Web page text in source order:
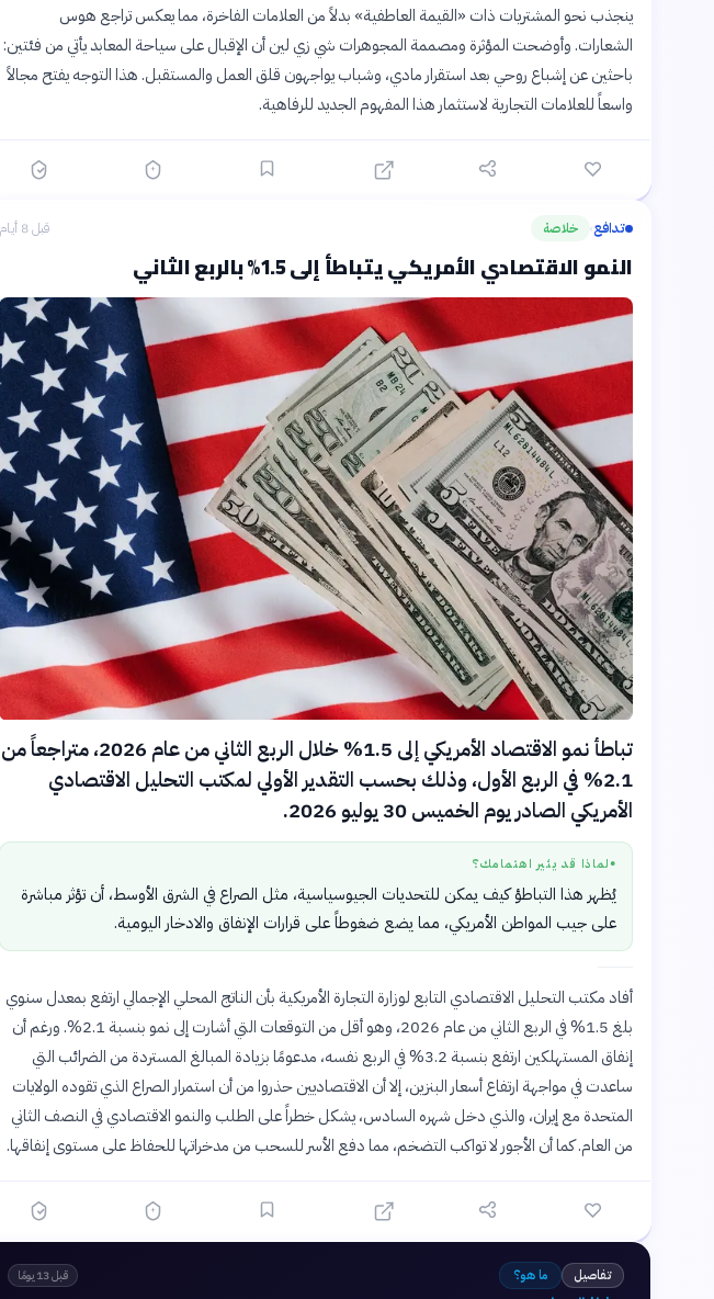
ينجذب نحو المشتريات ذات «القيمة العاطفية» بدلاً من العلامات الفاخرة، مما يعكس تراجع هوس
الشعارات. وأوضحت المؤثرة ومصممة المجوهرات شي زي لين أن الإقبال على سياحة المعابد يأتي من فئتين:
باحثين عن إشباع روحي بعد استقرار مادي، وشباب يواجهون قلق العمل والمستقبل. هذا التوجه يفتح مجالاً
واسعاً للعلامات التجارية لاستثمار هذا المفهوم الجديد للرفاهية.
تدافع› خلاصة قبل 8 أيام
النمو الاقتصادي الأمريكي يتباطأ إلى 1.5% بالربع الثاني
تباطأ نمو الاقتصاد الأمريكي إلى 1.5% خلال الربع الثاني من عام 2026، متراجعاً من
2.1% في الربع الأول، وذلك بحسب التقدير الأولي لمكتب التحليل الاقتصادي
الأمريكي الصادر يوم الخميس 30 يوليو 2026.
● لماذا قد يثير اهتمامك؟
يُظهر هذا التباطؤ كيف يمكن للتحديات الجيوسياسية، مثل الصراع في الشرق الأوسط، أن تؤثر مباشرة
على جيب المواطن الأمريكي، مما يضع ضغوطاً على قرارات الإنفاق والادخار اليومية.
أفاد مكتب التحليل الاقتصادي التابع لوزارة التجارة الأمريكية بأن الناتج المحلي الإجمالي ارتفع بمعدل سنوي
بلغ 1.5% في الربع الثاني من عام 2026، وهو أقل من التوقعات التي أشارت إلى نمو بنسبة 2.1%. ورغم أن
إنفاق المستهلكين ارتفع بنسبة 3.2% في الربع نفسه، مدعومًا بزيادة المبالغ المستردة من الضرائب التي
ساعدت في مواجهة ارتفاع أسعار البنزين، إلا أن الاقتصاديين حذروا من أن استمرار الصراع الذي تقوده الولايات
المتحدة مع إيران، والذي دخل شهره السادس، يشكل خطراً على الطلب والنمو الاقتصادي في النصف الثاني
من العام. كما أن الأجور لا تواكب التضخم، مما دفع الأسر للسحب من مدخراتها للحفاظ على مستوى إنفاقها.
تفاصيل ما هو؟ قبل 13 يومًا